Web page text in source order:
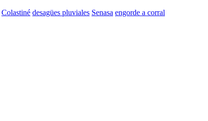
Colastiné desagües pluviales Senasa engorde a corral